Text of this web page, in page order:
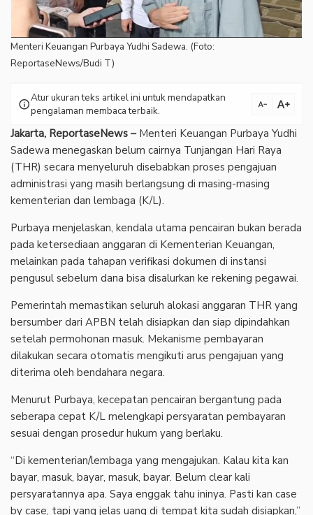
Menteri Keuangan Purbaya Yudhi Sadewa. (Foto:
ReportaseNews/Budi T)
infoAtur ukuran teks artikel ini untuk mendapatkan
pengalaman membaca terbaik.
text_decrease text_increase
Jakarta, ReportaseNews – Menteri Keuangan Purbaya Yudhi
Sadewa menegaskan belum cairnya Tunjangan Hari Raya
(THR) secara menyeluruh disebabkan proses pengajuan
administrasi yang masih berlangsung di masing-masing
kementerian dan lembaga (K/L).
Purbaya menjelaskan, kendala utama pencairan bukan berada
pada ketersediaan anggaran di Kementerian Keuangan,
melainkan pada tahapan verifikasi dokumen di instansi
pengusul sebelum dana bisa disalurkan ke rekening pegawai.
Pemerintah memastikan seluruh alokasi anggaran THR yang
bersumber dari APBN telah disiapkan dan siap dipindahkan
setelah permohonan masuk. Mekanisme pembayaran
dilakukan secara otomatis mengikuti arus pengajuan yang
diterima oleh bendahara negara.
Menurut Purbaya, kecepatan pencairan bergantung pada
seberapa cepat K/L melengkapi persyaratan pembayaran
sesuai dengan prosedur hukum yang berlaku.
“Di kementerian/lembaga yang mengajukan. Kalau kita kan
bayar, masuk, bayar, masuk, bayar. Belum clear kali
persyaratannya apa. Saya enggak tahu ininya. Pasti kan case
by case, tapi yang jelas uang di tempat kita sudah disiapkan,”